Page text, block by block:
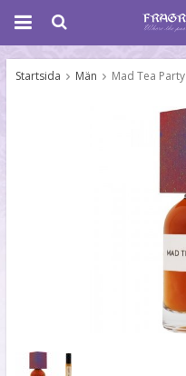
Startsida Män Mad Tea Party